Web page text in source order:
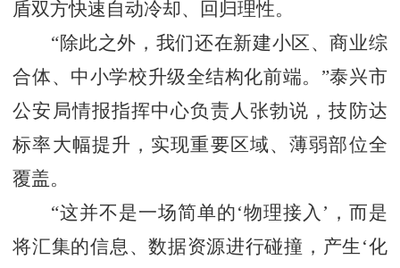
盾双方快速自动冷却、回归理性。
“除此之外，我们还在新建小区、商业综
合体、中小学校升级全结构化前端。”泰兴市
公安局情报指挥中心负责人张勃说，技防达
标率大幅提升，实现重要区域、薄弱部位全
覆盖。
“这并不是一场简单的‘物理接入’，而是
将汇集的信息、数据资源进行碰撞，产生‘化